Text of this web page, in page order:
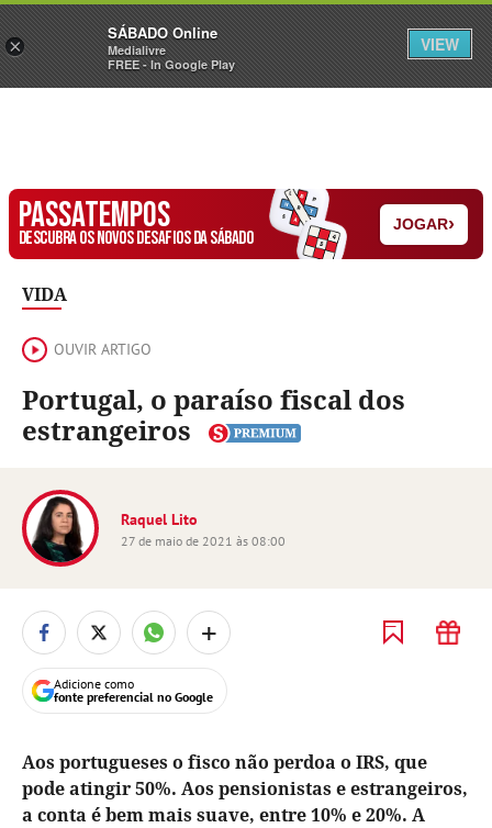
Sábado Assine Iniciar Sessão
PASSATEMPOS
DESCUBRA OS NOVOS DESAFIOS DA SÁBADO
JOGAR›
VIDA
OUVIR ARTIGO
Portugal, o paraíso fiscal dos
estrangeiros
Raquel Lito
27 de maio de 2021 às 08:00
+
Adicione como
fonte preferencial no Google
Aos portugueses o fisco não perdoa o IRS, que
pode atingir 50%. Aos pensionistas e estrangeiros,
a conta é bem mais suave, entre 10% e 20%. A
×
SÁBADO Online
Medialivre
FREE - In Google Play
VIEW